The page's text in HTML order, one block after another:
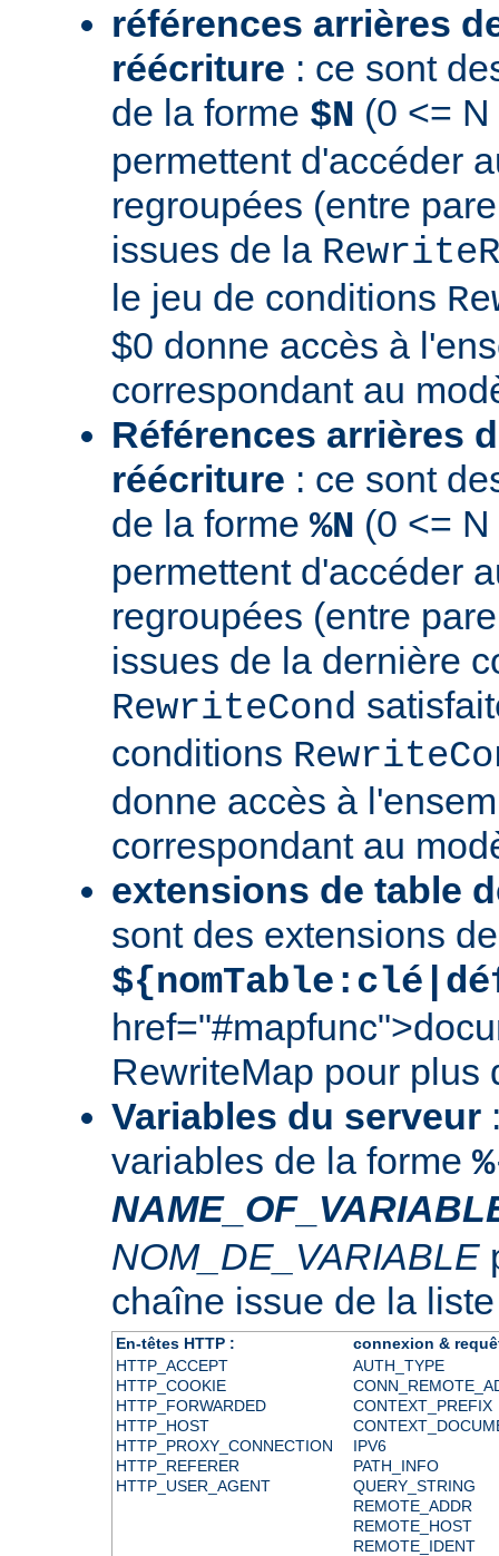
références arrières
réécriture : ce sont
de la forme $N (0 <=
permettent d'accéder
regroupées (entre
issues de la
le jeu de conditions
$0 donne accès à
correspondant au
Références arrières
réécriture : ce sont
de la forme %N (0 <=
permettent d'accéder
regroupées (entre
issues de la dernière
RewriteCond
conditions
donne accès à
correspondant au
extensions de table
sont des extensions
RewriteMap pour plus
Variables du serveur
variables de la forme
NOM_DE_VARIABLE
chaîne issue de la
En-têtes HTTP :
connexion &
HTTP_ACCEPT
HTTP_COOKIE
HTTP_FORWARDED
HTTP_HOST
HTTP_PROXY_CONNECTION
HTTP_REFERER
HTTP_USER_AGENT
AUTH_TYPE
CONTEXT_PREFIX
IPV6
PATH_INFO
QUERY_STRING
REMOTE_ADDR
REMOTE_HOST
REMOTE_IDENT